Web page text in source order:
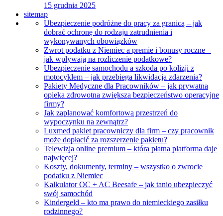
15 grudnia 2025
sitemap
Ubezpieczenie podróżne do pracy za granicą – jak
dobrać ochronę do rodzaju zatrudnienia i
wykonywanych obowiązków
Zwrot podatku z Niemiec a premie i bonusy roczne –
jak wpływają na rozliczenie podatkowe?
Ubezpieczenie samochodu a szkoda po kolizji z
motocyklem – jak przebiega likwidacja zdarzenia?
Pakiety Medyczne dla Pracowników – jak prywatna
opieka zdrowotna zwiększa bezpieczeństwo operacyjne
firmy?
Jak zaplanować komfortową przestrzeń do
wypoczynku na zewnątrz?
Luxmed pakiet pracowniczy dla firm – czy pracownik
może dopłacić za rozszerzenie pakietu?
Telewizja online premium – która płatna platforma daje
najwięcej?
Koszty, dokumenty, terminy – wszystko o zwrocie
podatku z Niemiec
Kalkulator OC + AC Beesafe – jak tanio ubezpieczyć
swój samochód
Kindergeld – kto ma prawo do niemieckiego zasiłku
rodzinnego?